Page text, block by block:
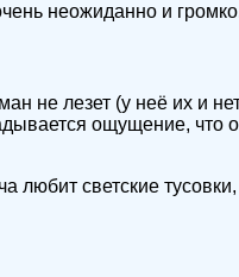
неожиданно и
не лезет (у неё их и
ощущение, что
любит светские